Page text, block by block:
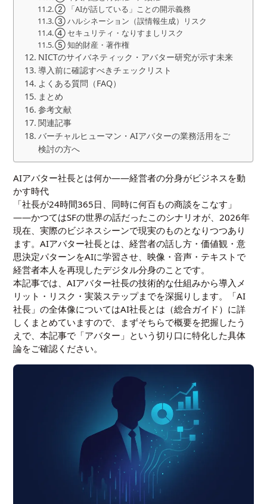
② 「AIが話している」ことの開示義務
③ ハルシネーション（誤情報生成）リスク
④ セキュリティ・なりすましリスク
⑤ 知的財産・著作権
NICTのサイバネティック・アバター研究が示す未来
導入前に確認すべきチェックリスト
よくある質問（FAQ）
まとめ
参考文献
関連記事
バーチャルヒューマン・AIアバターの業務活用をご
検討の方へ
AIアバター社長とは何か——経営者の分身がビジネスを動
かす時代
「社長が24時間365日、同時に何百もの商談をこなす」
——かつてはSFの世界の話だったこのシナリオが、2026年
現在、実際のビジネスシーンで現実のものとなりつつあり
ます。AIアバター社長とは、経営者の話し方・価値観・意
思決定パターンをAIに学習させ、映像・音声・テキストで
経営者本人を再現したデジタル分身のことです。
本記事では、AIアバター社長の技術的な仕組みから導入メ
リット・リスク・実装ステップまでを深掘りします。「AI
社長」の全体像についてはAI社長とは（総合ガイド） に詳
しくまとめていますので、まずそちらで概要を把握したう
えで、本記事で「アバター」という切り口に特化した具体
論をご確認ください。